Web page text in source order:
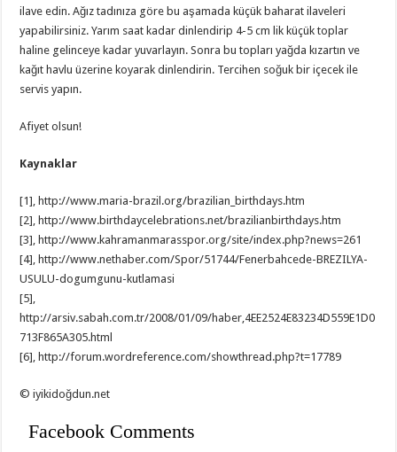
ilave edin. Ağız tadınıza göre bu aşamada küçük baharat ilaveleri
yapabilirsiniz. Yarım saat kadar dinlendirip 4-5 cm lik küçük toplar
haline gelinceye kadar yuvarlayın. Sonra bu topları yağda kızartın ve
kağıt havlu üzerine koyarak dinlendirin. Tercihen soğuk bir içecek ile
servis yapın.
Afiyet olsun!
Kaynaklar
[1], http://www.maria-brazil.org/brazilian_birthdays.htm
[2], http://www.birthdaycelebrations.net/brazilianbirthdays.htm
[3], http://www.kahramanmarasspor.org/site/index.php?news=261
[4], http://www.nethaber.com/Spor/51744/Fenerbahcede-BREZILYA-
USULU-dogumgunu-kutlamasi
[5],
http://arsiv.sabah.com.tr/2008/01/09/haber,4EE2524E83234D559E1D0
713F865A305.html
[6], http://forum.wordreference.com/showthread.php?t=17789
© iyikidoğdun.net
Facebook Comments